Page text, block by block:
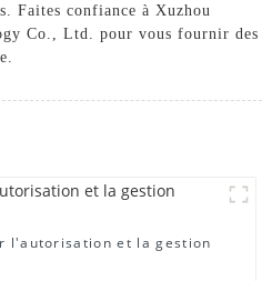
Faites confiance à Xuzhou
Co., Ltd. pour vous fournir des
l'autorisation et la gestion